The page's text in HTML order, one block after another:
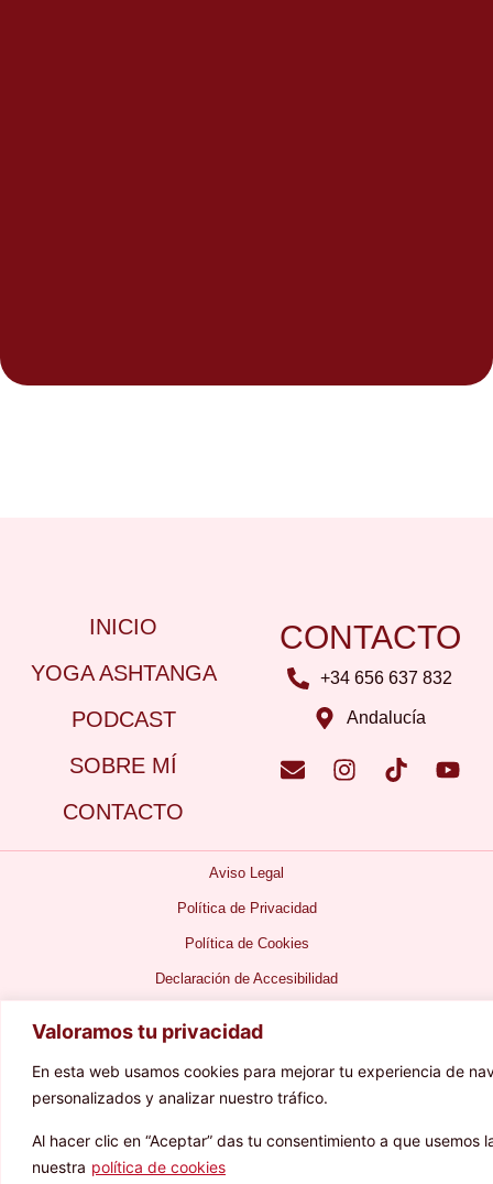
Valoramos tu privacidad
En esta web usamos cookies para mejorar tu experiencia de
personalizados y analizar nuestro tráfico.
Al hacer clic en “Aceptar” das tu consentimiento a que usemos
nuestra política de cookies
INICIO
YOGA ASHTANGA
PODCAST
SOBRE MÍ
CONTACTO
CONTACTO
+34 656 637 832
Andalucía
Diseñado por Sarao Creativo
Aviso Legal
Política de Privacidad
Política de Cookies
Declaración de Accesibilidad